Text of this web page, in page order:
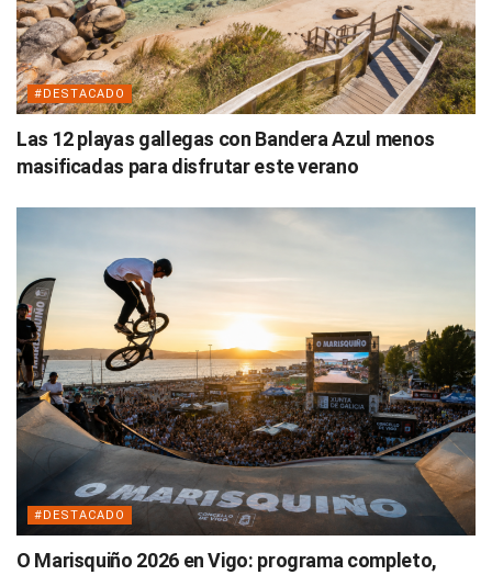
#DESTACADO
Las 12 playas gallegas con Bandera Azul menos
masificadas para disfrutar este verano
#DESTACADO
O Marisquiño 2026 en Vigo: programa completo,